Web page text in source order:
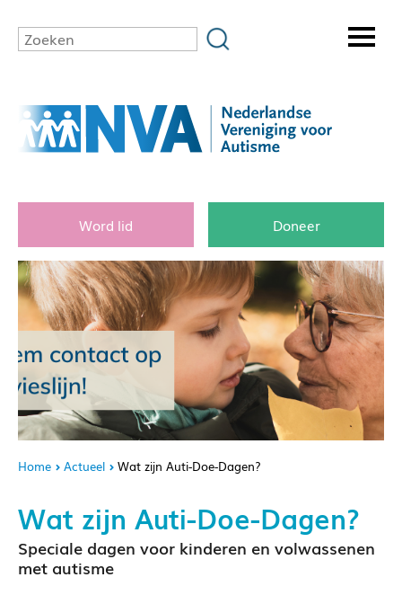
Word lid Doneer
Home Actueel Wat zijn Auti-Doe-Dagen?
Wat zijn Auti-Doe-Dagen?
Speciale dagen voor kinderen en volwassenen
met autisme